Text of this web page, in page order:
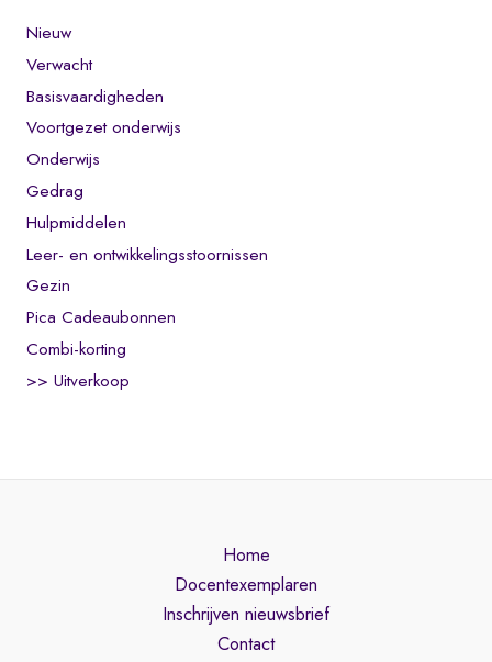
Nieuw
Verwacht
Basisvaardigheden
Voortgezet onderwijs
Onderwijs
Gedrag
Hulpmiddelen
Leer- en ontwikkelingsstoornissen
Gezin
Pica Cadeaubonnen
Combi-korting
>> Uitverkoop
Home
Docentexemplaren
Inschrijven nieuwsbrief
Contact